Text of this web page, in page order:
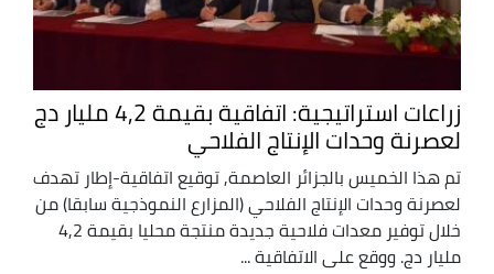
زراعات استراتيجية: اتفاقية بقيمة 4,2 مليار دج
لعصرنة وحدات الإنتاج الفلاحي
تم هذا الخميس بالجزائر العاصمة, توقيع اتفاقية-إطار تهدف
لعصرنة وحدات الإنتاج الفلاحي (المزارع النموذجية سابقا) من
خلال توفير معدات فلاحية جديدة منتجة محليا بقيمة 4,2
مليار دج. ووقع على الاتفاقية ...